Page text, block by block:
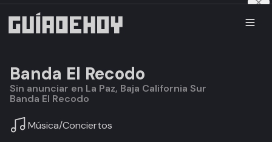
Banda El Recodo
Sin anunciar en La Paz, Baja California Sur
Banda El Recodo
Música/Conciertos